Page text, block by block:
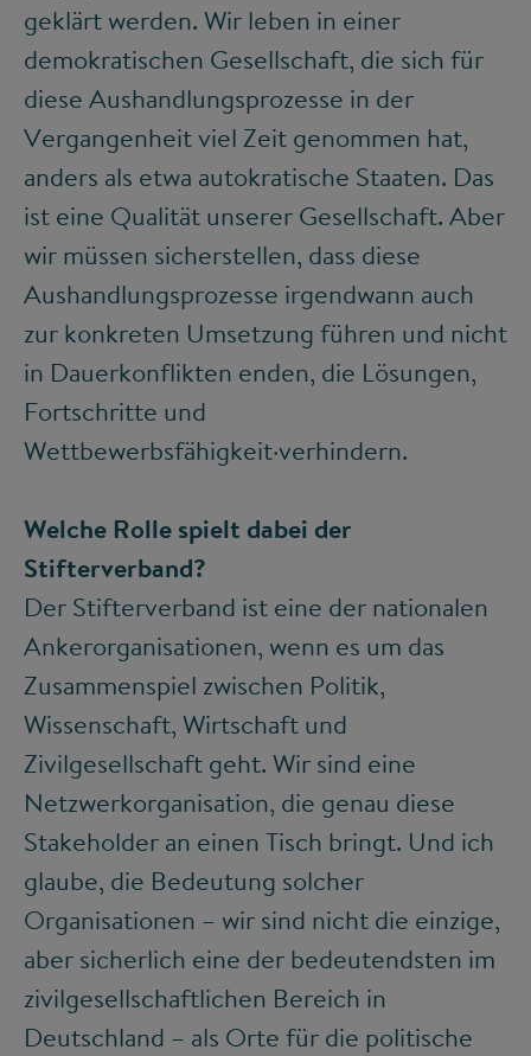
geklärt werden. Wir leben in einer
demokratischen Gesellschaft, die sich für
diese Aushandlungsprozesse in der
Vergangenheit viel Zeit genommen hat,
anders als etwa autokratische Staaten. Das
ist eine Qualität unserer Gesellschaft. Aber
wir müssen sicherstellen, dass diese
Aushandlungsprozesse irgendwann auch
zur konkreten Umsetzung führen und nicht
in Dauerkonflikten enden, die Lösungen,
Fortschritte und
Wettbewerbsfähigkeit·verhindern.
Welche Rolle spielt dabei der
Stifterverband?
Der Stifterverband ist eine der nationalen
Ankerorganisationen, wenn es um das
Zusammenspiel zwischen Politik,
Wissenschaft, Wirtschaft und
Zivilgesellschaft geht. Wir sind eine
Netzwerkorganisation, die genau diese
Stakeholder an einen Tisch bringt. Und ich
glaube, die Bedeutung solcher
Organisationen – wir sind nicht die einzige,
aber sicherlich eine der bedeutendsten im
zivilgesellschaftlichen Bereich in
Deutschland – als Orte für die politische